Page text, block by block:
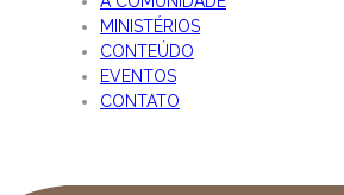
MINISTÉRIOS
CONTEÚDO
EVENTOS
CONTATO